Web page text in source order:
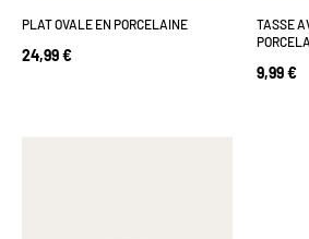
PLAT OVALE EN PORCELAINE
24,99 €
TASSE
9,99 €